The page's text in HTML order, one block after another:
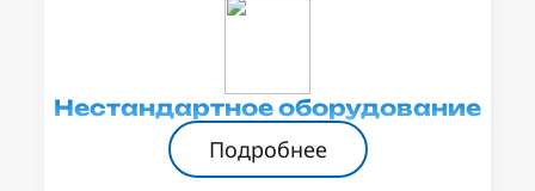
Нестандартное оборудование
Подробнее